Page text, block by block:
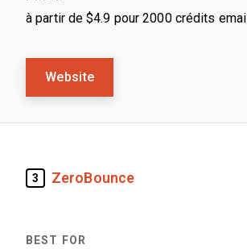
à partir de $4.9 pour 2000 crédits email
Website
3 ZeroBounce